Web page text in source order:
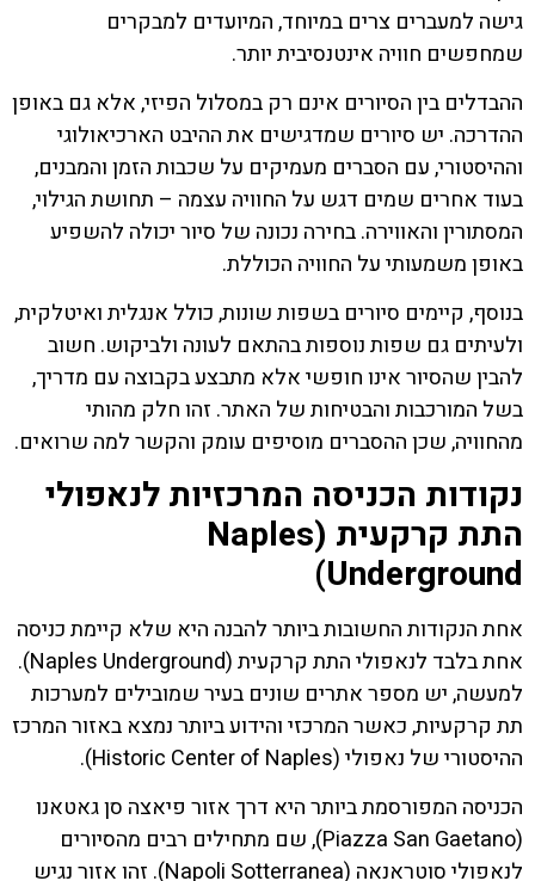
גישה למעברים צרים במיוחד, המיועדים למבקרים
שמחפשים חוויה אינטנסיבית יותר.
ההבדלים בין הסיורים אינם רק במסלול הפיזי, אלא גם באופן
ההדרכה. יש סיורים שמדגישים את ההיבט הארכיאולוגי
וההיסטורי, עם הסברים מעמיקים על שכבות הזמן והמבנים,
בעוד אחרים שמים דגש על החוויה עצמה – תחושת הגילוי,
המסתורין והאווירה. בחירה נכונה של סיור יכולה להשפיע
באופן משמעותי על החוויה הכוללת.
בנוסף, קיימים סיורים בשפות שונות, כולל אנגלית ואיטלקית,
ולעיתים גם שפות נוספות בהתאם לעונה ולביקוש. חשוב
להבין שהסיור אינו חופשי אלא מתבצע בקבוצה עם מדריך,
בשל המורכבות והבטיחות של האתר. זהו חלק מהותי
מהחוויה, שכן ההסברים מוסיפים עומק והקשר למה שרואים.
נקודות הכניסה המרכזיות לנאפולי
התת קרקעית (Naples
Underground)
אחת הנקודות החשובות ביותר להבנה היא שלא קיימת כניסה
אחת בלבד לנאפולי התת קרקעית (Naples Underground).
למעשה, יש מספר אתרים שונים בעיר שמובילים למערכות
תת קרקעיות, כאשר המרכזי והידוע ביותר נמצא באזור המרכז
ההיסטורי של נאפולי (Historic Center of Naples).
הכניסה המפורסמת ביותר היא דרך אזור פיאצה סן גאטאנו
(Piazza San Gaetano), שם מתחילים רבים מהסיורים
לנאפולי סוטראנאה (Napoli Sotterranea). זהו אזור נגיש